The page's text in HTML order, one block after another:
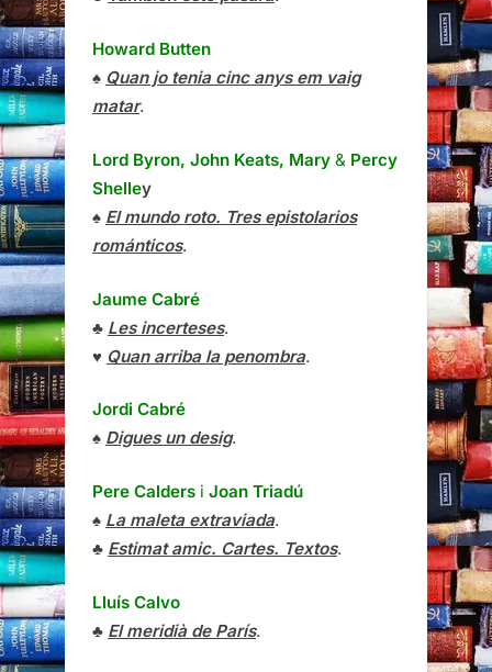
Howard Butten
♠ Quan jo tenia cinc anys em vaig
matar.
Lord Byron, John Keats, Mary & Percy
Shelley
♠ El mundo roto. Tres epistolarios
románticos.
Jaume Cabré
♣ Les incerteses.
♥ Quan arriba la penombra.
Jordi Cabré
♠ Digues un desig.
Pere Calders i Joan Triadú
♠ La maleta extraviada.
♣ Estimat amic. Cartes. Textos.
Lluís Calvo
♣ El meridià de París.